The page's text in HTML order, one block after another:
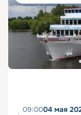
09:0004 мая